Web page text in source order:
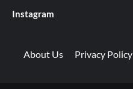
Instagram
About Us Privacy Policy